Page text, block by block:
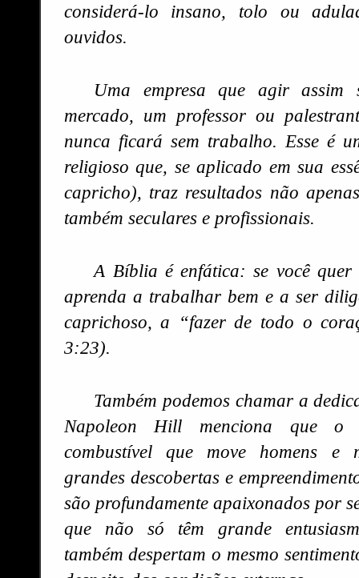
considerá-lo insano, tolo ou
ouvidos.
Uma empresa que agir assim
mercado, um professor ou
nunca ficará sem trabalho. Esse é
religioso que, se aplicado em sua
capricho), traz resultados não
também seculares e profissionais.
A Bíblia é enfática: se você
aprenda a trabalhar bem e a ser
caprichoso, a “fazer de todo o
3:23).
Também podemos chamar a
Napoleon Hill menciona que o
combustível que move homens e
grandes descobertas e
são profundamente apaixonados por
que não só têm grande
também despertam o mesmo